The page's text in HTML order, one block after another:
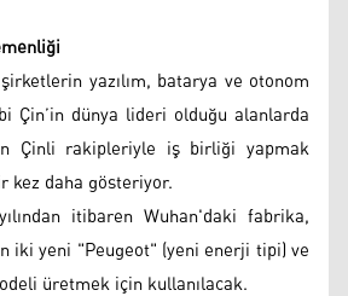
yazılım, batarya ve otonom
Çin’in dünya lideri olduğu alanlarda
Çinli rakipleriyle iş birliği yapmak
kez daha gösteriyor.
itibaren Wuhan'daki fabrika,
iki yeni "Peugeot" (yeni enerji tipi) ve
üretmek için kullanılacak.